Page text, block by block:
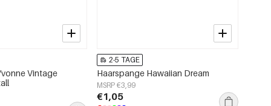
Vintage
2-5 TAGE
Haarspange Hawaiian Dream
MSRP €3,99
€1,05